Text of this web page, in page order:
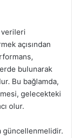
verileri
açısından
bulunarak
Bu bağlamda,
gelecekteki
olur.
güncellenmelidir.